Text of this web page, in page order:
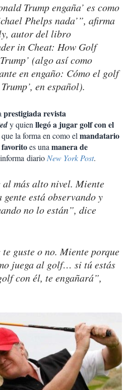
Trump engaña’ es como
Phelps nada’”, afirma
autor del libro
in Cheat: How Golf
(algo así como
en engaño: Cómo el golf
en español).
prestigiada revista
y quienllegó a jugar golf con el
la forma en como elmandatario
es unamanera de
informa diarioNew York Post.
al más alto nivel. Miente
gente está observando y
no lo están”, dice
guste o no. Miente porque
juega al golf… si tú estás
con él, te engañará”,